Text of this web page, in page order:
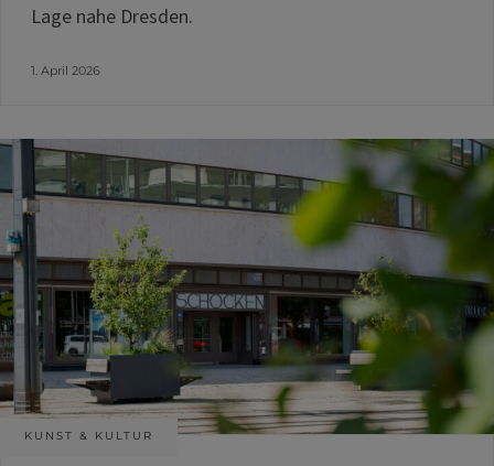
Lage nahe Dresden.
1. April 2026
KUNST & KULTUR